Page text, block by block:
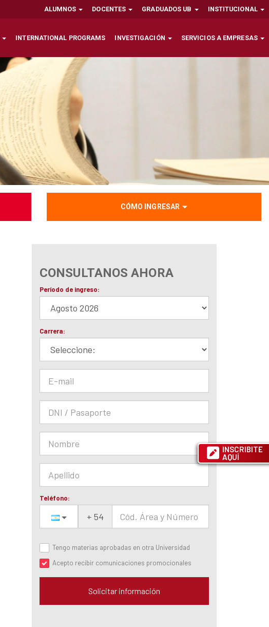
ALUMNOS DOCENTES GRADUADOS UB INSTITUCIONAL
INTERNATIONAL PROGRAMS INVESTIGACIÓN SERVICIOS A EMPRESAS
CÓMO INGRESAR
CONSULTANOS AHORA
INSCRIBITE
AQUÍ